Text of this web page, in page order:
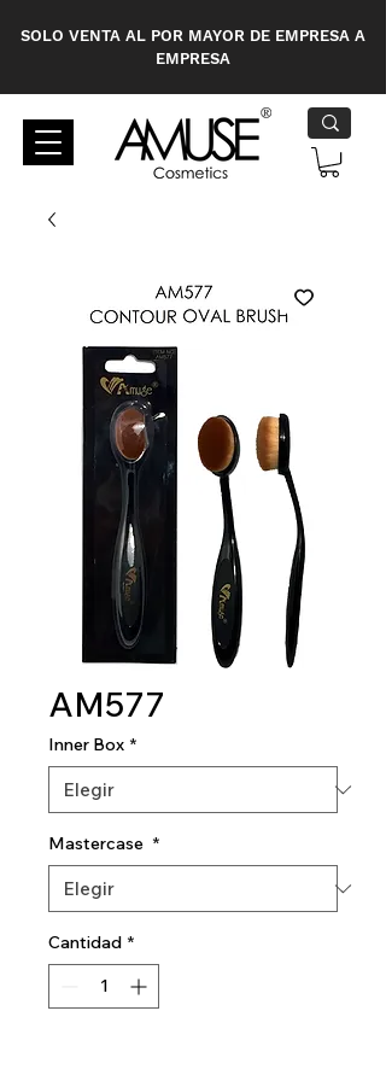
SOLO VENTA AL POR MAYOR DE EMPRESA A
EMPRESA
AM577
Inner Box *
Mastercase *
Cantidad *